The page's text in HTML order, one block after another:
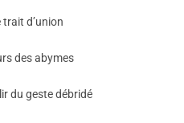
trait d’union
des abymes
du geste débridé